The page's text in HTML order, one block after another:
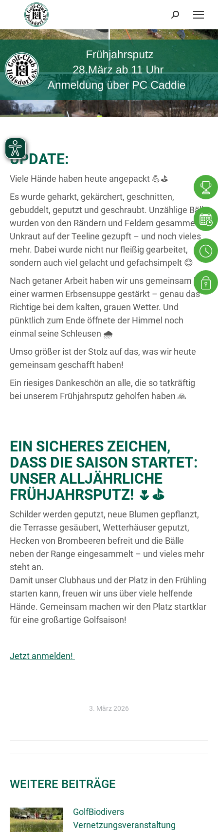
Search:
UPDATE:
Viele Hände haben heute angepackt 💪⛳️
Es wurde geharkt, gekärchert, geschnitten,
gebuddelt, geputzt und geschraubt. Unzählige Bälle
wurden von den Rändern und Feldern gesammelt,
Unkraut auf der Teeline gezupft – und noch vieles
mehr. Dabei wurde nicht nur fleißig gearbeitet,
sondern auch viel gelacht und gefachsimpelt 😊
Nach getaner Arbeit haben wir uns gemeinsam bei
einer warmen Erbsensuppe gestärkt – genau das
Richtige bei dem kalten, grauen Wetter. Und
pünktlich zum Ende öffnete der Himmel noch
einmal seine Schleusen 🌧️
Umso größer ist der Stolz auf das, was wir heute
gemeinsam geschafft haben!
Ein riesiges Dankeschön an alle, die so tatkräftig
bei unserem Frühjahrsputz geholfen haben 🙏
EIN SICHERES ZEICHEN,
DASS DIE SAISON STARTET:
UNSER ALLJÄHRLICHE
FRÜHJAHRSPUTZ! 🌷⛳
Schilder werden geputzt, neue Blumen gepflanzt,
die Terrasse gesäubert, Wetterhäuser geputzt,
Hecken von Brombeeren befreit und die Bälle
neben der Range eingesammelt – und vieles mehr
steht an.
Damit unser Clubhaus und der Platz in den Frühling
starten kann, freuen wir uns über viele helfende
Hände. Gemeinsam machen wir den Platz startklar
für eine großartige Golfsaison!
Jetzt anmelden!
3. März 2026
WEITERE BEITRÄGE
GolfBiodivers
Vernetzungsveranstaltung